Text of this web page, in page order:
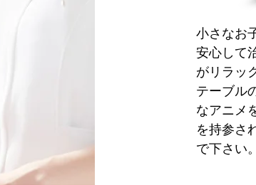
小さなお
安心して
がリラッ
テーブル
なアニメ
を持参さ
で下さい